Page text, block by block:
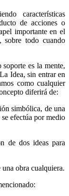
características
de acciones o
importante en el
sobre todo cuando
es la mente,
Idea, sin entrar en
como cualquier
diferirá de:
simbólica, de una
efectúa por medio
de dos ideas para
obra cualquiera.